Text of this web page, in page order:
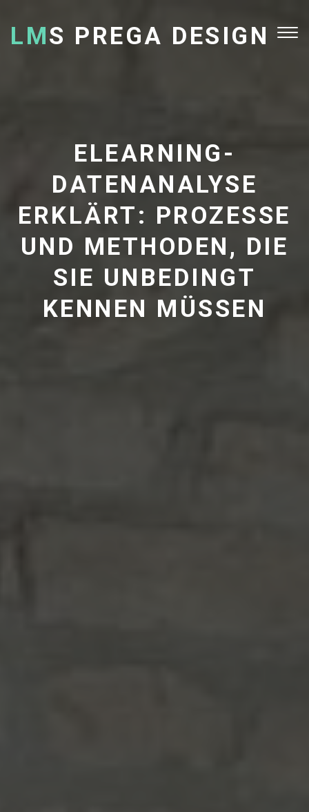
LMS PREGA DESIGN
ELEARNING-
DATENANALYSE
ERKLÄRT: PROZESSE
UND METHODEN, DIE
SIE UNBEDINGT
KENNEN MÜSSEN